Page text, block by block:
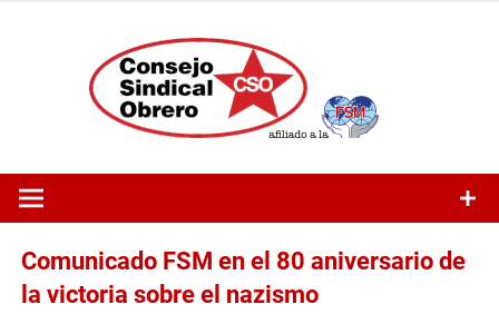
Comunicado FSM en el 80 aniversario de
la victoria sobre el nazismo